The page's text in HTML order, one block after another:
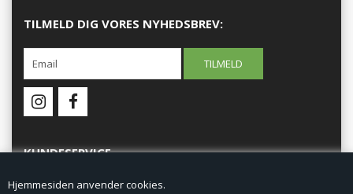
Hjemmesiden anvender cookies.
TILMELD DIG VORES NYHEDSBREV:
KUNDESERVICE